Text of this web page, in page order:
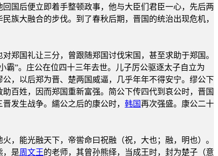
国后便立即着手整顿政事，他与大臣们君臣一心，先后两
族大融合的步伐。到了春秋后期，晋国的统治出现危机，
郑国礼让三分，曾跟随郑国讨伐宋国，甚至求助于郑国。
”。庄公在位四十三年去世。儿子厉公驱逐太子自立为
，以后郑为晋、楚两国威逼，几乎年年不得安宁。缪公下
百姓，因而郑国重新富强。简公下传四代到哀公时，晋国
发生战争。繻公之后的康公时， 韩国再次强盛。康公二十
，能光融天下，帝喾命曰祝融（祝，大也；融，明也）。
，是周文王的老师，其曾孙熊绎，当成王时，封为楚子（意